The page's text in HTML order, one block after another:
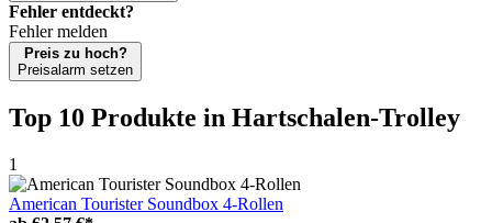
Fehler entdeckt?
Fehler melden
Preis zu hoch?
Preisalarm setzen
Top 10 Produkte in Hartschalen-Trolley
1
American Tourister Soundbox 4-Rollen